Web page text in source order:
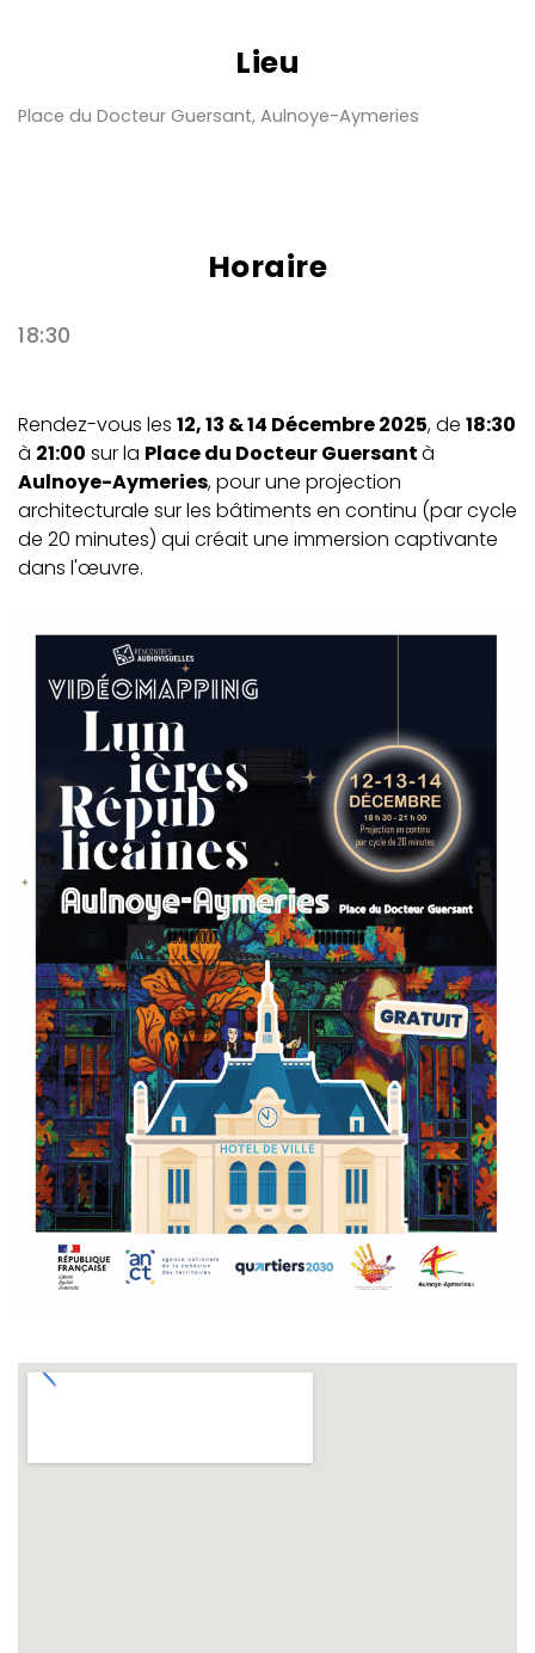
Lieu
Place du Docteur Guersant, Aulnoye-Aymeries
Horaire
18:30
Rendez-vous les 12, 13 & 14 Décembre 2025, de 18:30
à 21:00 sur la Place du Docteur Guersantà
Aulnoye-Aymeries, pour une projection
architecturale sur les bâtiments en continu (par cycle
de 20 minutes) qui créait une immersion captivante
dans l'œuvre.